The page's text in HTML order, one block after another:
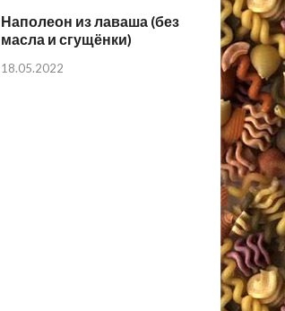
Наполеон из лаваша (без
масла и сгущёнки)
18.05.2022